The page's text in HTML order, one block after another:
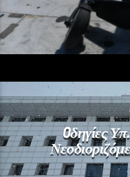
Oδηγίες